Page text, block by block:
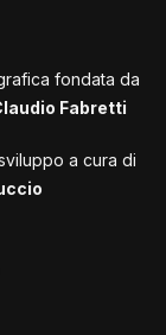
fondata da
Fabretti
a cura di